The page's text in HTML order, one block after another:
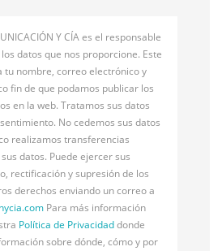
Y CÍA es el responsable
datos que nos proporcione. Este
nombre, correo electrónico y
fin de que podamos publicar los
en la web. Tratamos sus datos
No cedemos sus datos
realizamos transferencias
datos. Puede ejercer sus
rectificación y supresión de los
derechos enviando un correo a
Para más información
Política de Privacidaddonde
sobre dónde, cómo y por